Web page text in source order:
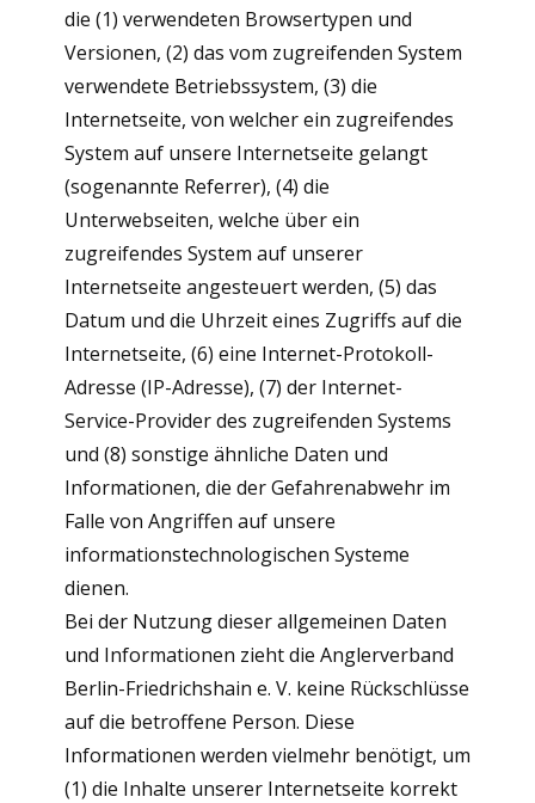
die (1) verwendeten Browsertypen und
Versionen, (2) das vom zugreifenden System
verwendete Betriebssystem, (3) die
Internetseite, von welcher ein zugreifendes
System auf unsere Internetseite gelangt
(sogenannte Referrer), (4) die
Unterwebseiten, welche über ein
zugreifendes System auf unserer
Internetseite angesteuert werden, (5) das
Datum und die Uhrzeit eines Zugriffs auf die
Internetseite, (6) eine Internet-Protokoll-
Adresse (IP-Adresse), (7) der Internet-
Service-Provider des zugreifenden Systems
und (8) sonstige ähnliche Daten und
Informationen, die der Gefahrenabwehr im
Falle von Angriffen auf unsere
informationstechnologischen Systeme
dienen.
Bei der Nutzung dieser allgemeinen Daten
und Informationen zieht die Anglerverband
Berlin-Friedrichshain e. V. keine Rückschlüsse
auf die betroffene Person. Diese
Informationen werden vielmehr benötigt, um
(1) die Inhalte unserer Internetseite korrekt